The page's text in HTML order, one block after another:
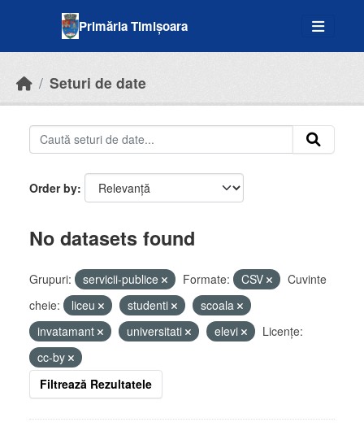
Primăria Timișoara
Seturi de date
Order by
No datasets found
Grupuri: servicii-publice Formate: CSV
Cuvinte
cheie:
liceu studenti
scoala
invatamant
universitati elevi
Licenţe:
cc-by
Filtrează Rezultatele